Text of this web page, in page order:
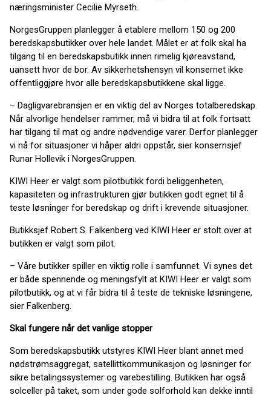
næringsminister Cecilie Myrseth.
NorgesGruppen planlegger å etablere mellom 150 og 200
beredskapsbutikker over hele landet. Målet er at folk skal ha
tilgang til en beredskapsbutikk innen rimelig kjøreavstand,
uansett hvor de bor. Av sikkerhetshensyn vil konsernet ikke
offentliggjøre hvor alle beredskapsbutikkene skal ligge.
– Dagligvarebransjen er en viktig del av Norges totalberedskap.
Når alvorlige hendelser rammer, må vi bidra til at folk fortsatt
har tilgang til mat og andre nødvendige varer. Derfor planlegger
vi nå for situasjoner vi håper aldri oppstår, sier konsernsjef
Runar Hollevik i NorgesGruppen.
KIWI Heer er valgt som pilotbutikk fordi beliggenheten,
kapasiteten og infrastrukturen gjør butikken godt egnet til å
teste løsninger for beredskap og drift i krevende situasjoner.
Butikksjef Robert S. Falkenberg ved KIWI Heer er stolt over at
butikken er valgt som pilot.
– Våre butikker spiller en viktig rolle i samfunnet. Vi synes det
er både spennende og meningsfylt at KIWI Heer er valgt som
pilotbutikk, og at vi får bidra til å teste de tekniske løsningene,
sier Falkenberg.
Skal fungere når det vanlige stopper
Som beredskapsbutikk utstyres KIWI Heer blant annet med
nødstrømsaggregat, satellittkommunikasjon og løsninger for
sikre betalingssystemer og varebestilling. Butikken har også
solceller på taket, som under gode solforhold kan dekke inntil